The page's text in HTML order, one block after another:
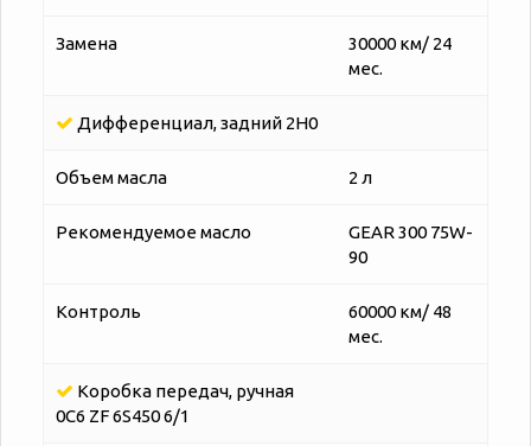
Замена
30000 км/ 24
мес.
Дифференциал, задний 2H0
Объем масла 2 л
Рекомендуемое масло
GEAR 300 75W-
90
Контроль
60000 км/ 48
мес.
Коробка передач, ручная
0C6 ZF 6S450 6/1